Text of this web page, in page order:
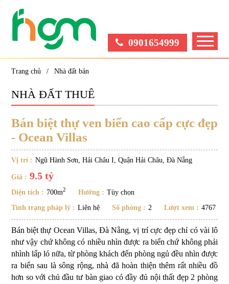
0901654999
Trang chủ Nhà đất bán
NHÀ ĐẤT THUÊ
Bán biệt thự ven biển cao cấp cực đẹp
- Ocean Villas
Vị trí : Ngũ Hành Sơn, Hải Châu I, Quận Hải Châu, Đà Nẵng
Giá : 9.5 tỷ
Diện tích : 700m2 Hướng : Tùy chọn
Tình trạng pháp lý : Liên hệ Số phòng : 2 Lượt xem : 4767
Bán biệt thự Ocean Villas, Đà Nẵng, vị trí cực đẹp chỉ có vài lô
như vậy chứ không có nhiều nhìn được ra biển chứ không phải
nhình lấp ló nữa, từ phòng khách đến phòng ngủ đều nhìn được
ra biển sau là sông rộng, nhà đã hoàn thiện thêm rất nhiều đồ
hơn so với chủ đầu tư bàn giao có đầy đủ nội thất đẹp 2 phòng